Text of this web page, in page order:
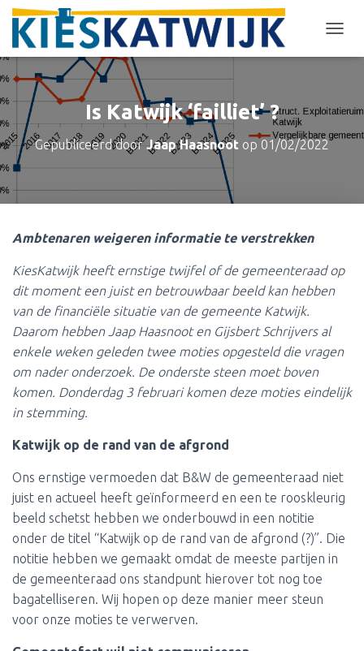
O
E
N
Is Katwijk ‘failliet’ ?
Gepubliceerd doorJaap Haasnoot op 01/02/2022
Ambtenaren weigeren informatie te verstrekken
KiesKatwijk heeft ernstige twijfel of de gemeenteraad op
dit moment een juist en betrouwbaar beeld kan hebben
van de financiële situatie van de gemeente Katwijk.
Daarom hebben Jaap Haasnoot en Gijsbert Schrijvers al
enkele weken geleden twee moties opgesteld die vragen
om nader onderzoek. De onderste steen moet boven
komen. Donderdag 3 februari komen deze moties eindelijk
in stemming.
Katwijk op de rand van de afgrond
Ons ernstige vermoeden dat B&W de gemeenteraad niet
juist en actueel heeft geïnformeerd en een te rooskleurig
beeld schetst hebben we onderbouwd in een notitie
onder de titel “Katwijk op de rand van de afgrond (?)”. Die
notitie hebben we gemaakt omdat de meeste partijen in
de gemeenteraad ons standpunt hierover tot nog toe
bagatelliseren. Wij hopen op deze manier meer steun
voor onze moties te verwerven.